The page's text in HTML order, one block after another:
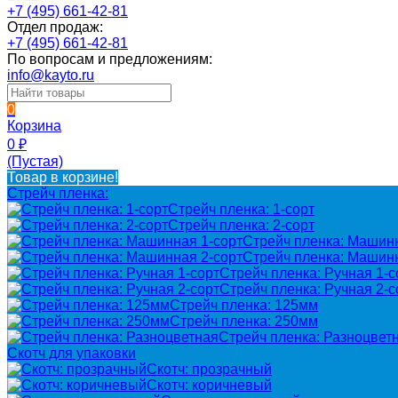
+7 (495) 661-42-81
Отдел продаж:
+7 (495) 661-42-81
По вопросам и предложениям:
info@kayto.ru
0
Корзина
0 ₽
(Пустая)
Товар в корзине!
Стрейч пленка:
Стрейч пленка: 1-сорт
Стрейч пленка: 2-сорт
Стрейч пленка:
Стрейч пленка:
Стрейч пленка: Ручная 1-
Стрейч пленка: Ручная 2-
Стрейч пленка: 125мм
Стрейч пленка: 250мм
Стрейч пленка:
Скотч для упаковки
Скотч: прозрачный
Скотч: коричневый